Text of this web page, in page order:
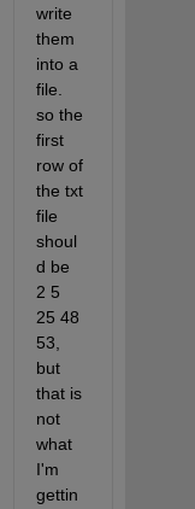
write
them
into a
file.
so the
first
row of
the txt
file
shoul
d be
2 5
25 48
53,
but
that is
not
what
I'm
gettin